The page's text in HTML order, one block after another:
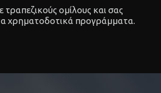
τραπεζικούς ομίλους και σας
χρηματοδοτικά προγράμματα.